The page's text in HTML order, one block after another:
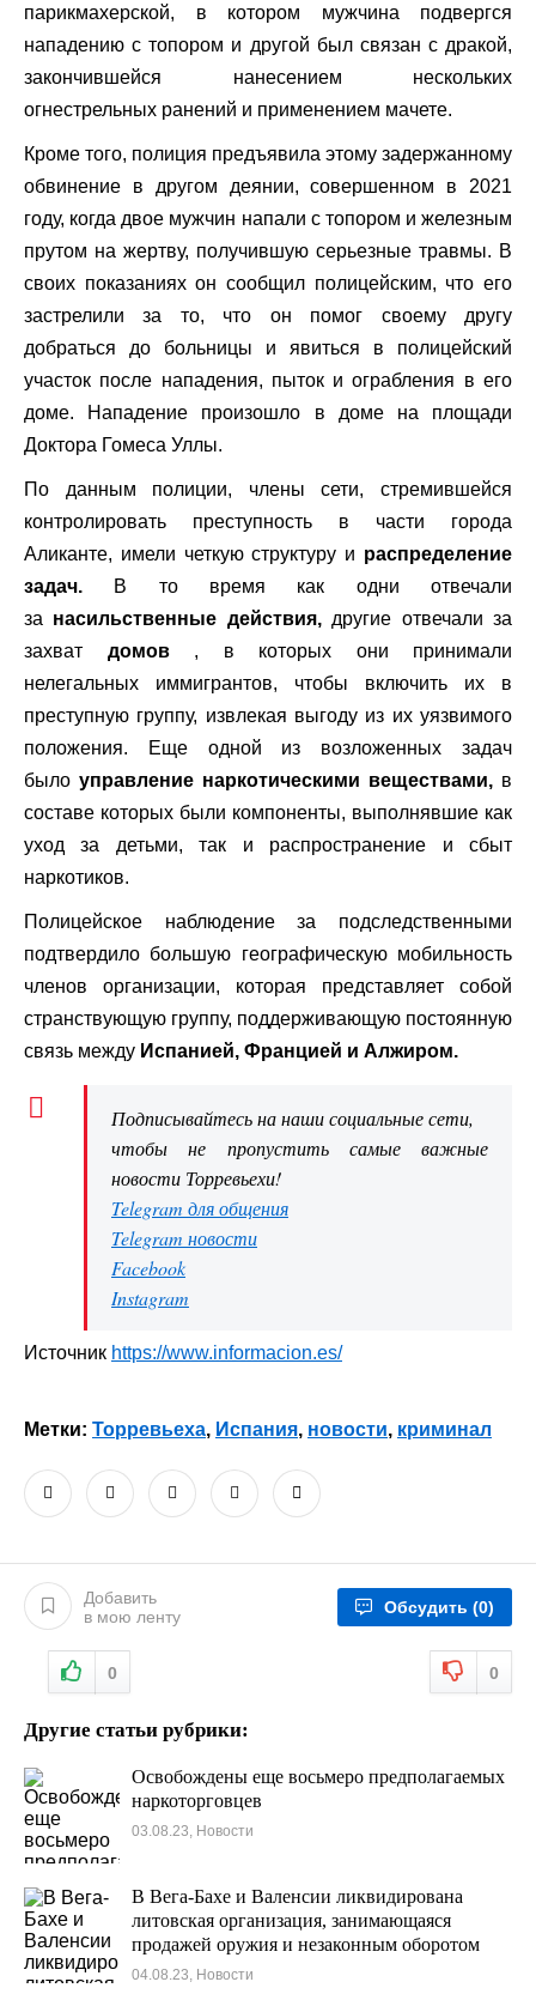
парикмахерской, в котором мужчина подвергся
нападению с топором и другой был связан с дракой,
закончившейся нанесением нескольких
огнестрельных ранений и применением мачете.
Кроме того, полиция предъявила этому задержанному
обвинение в другом деянии, совершенном в 2021
году, когда двое мужчин напали с топором и железным
прутом на жертву, получившую серьезные травмы. В
своих показаниях он сообщил полицейским, что его
застрелили за то, что он помог своему другу
добраться до больницы и явиться в полицейский
участок после нападения, пыток и ограбления в его
доме. Нападение произошло в доме на площади
Доктора Гомеса Уллы.
По данным полиции, члены сети, стремившейся
контролировать преступность в части города
Аликанте, имели четкую структуру и распределение
задач. В то время как одни отвечали
за насильственные действия,другие отвечали за
захват домов, в которых они принимали
нелегальных иммигрантов, чтобы включить их в
преступную группу, извлекая выгоду из их уязвимого
положения. Еще одной из возложенных задач
было управление наркотическими веществами, в
составе которых были компоненты, выполнявшие как
уход за детьми, так и распространение и сбыт
наркотиков.
Полицейское наблюдение за подследственными
подтвердило большую географическую мобильность
членов организации, которая представляет собой
странствующую группу, поддерживающую постоянную
связь между Испанией, Францией и Алжиром.
Подписывайтесь на наши социальные сети,
чтобы не пропустить самые важные
новости Торревьехи!
Telegram для общения
Telegram новости
Facebook
Instagram
Источник https://www.informacion.es/
Метки: Торревьеха, Испания, новости, криминал
Добавить
в мою ленту
Обсудить (0)
0 0
Другие статьи рубрики:
Освобождены еще восьмеро предполагаемых
наркоторговцев
03.08.23, Новости
В Вега-Бахе и Валенсии ликвидирована
литовская организация, занимающаяся
продажей оружия и незаконным оборотом
наркотиков с 29 задержанными
04.08.23, Новости